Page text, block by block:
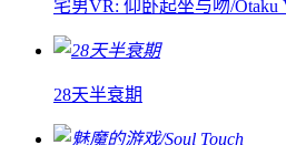
宅男VR: 仰卧起坐与吻/Otaku
28天半衰期